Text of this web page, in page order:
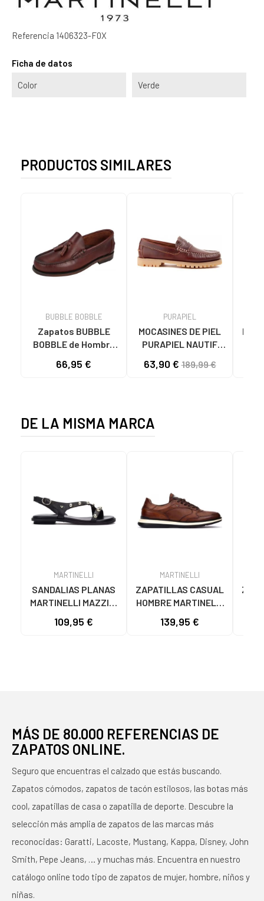
Referencia 1406323-F0X
Ficha de datos
Color Verde
PRODUCTOS SIMILARES
BUBBLE BOBBLE
Zapatos BUBBLE
BOBBLE de Hombre
PIEL HOMBRE
66,95 €
PURAPIEL
MOCASINES DE PIEL
PURAPIEL NAUTIF
BROWN
63,90 €189,99 €
DE LA MISMA MARCA
MARTINELLI
SANDALIAS PLANAS
MARTINELLI MAZZINI
NEGRO NEGRO
109,95 €
MARTINELLI
ZAPATILLAS CASUAL
HOMBRE MARTINELLI
EN PIEL
139,95 €
MÁS DE 80.000 REFERENCIAS DE
ZAPATOS ONLINE.
Seguro que encuentras el calzado que estás buscando.
Zapatos cómodos, zapatos de tacón estilosos, las botas más
cool, zapatillas de casa o zapatilla de deporte. Descubre la
selección más amplia de zapatos de las marcas más
reconocidas: Garatti, Lacoste, Mustang, Kappa, Disney, John
Smith, Pepe Jeans, … y muchas más. Encuentra en nuestro
catálogo online todo tipo de zapatos de mujer, hombre, niños y
niñas.